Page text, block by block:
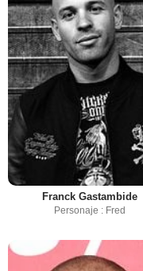
Franck Gastambide
Personaje : Fred